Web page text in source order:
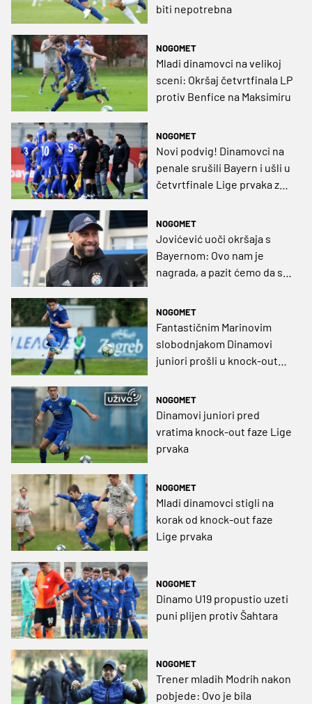
biti nepotrebna
NOGOMET
Mladi dinamovci na velikoj
sceni: Okršaj četvrtfinala LP
protiv Benfice na Maksimiru
NOGOMET
Novi podvig! Dinamovci na
penale srušili Bayern i ušli u
četvrtfinale Lige prvaka za
NOGOMET
Jovićević uoči okršaja s
Bayernom: Ovo nam je
nagrada, a pazit ćemo da se
NOGOMET
Fantastičnim Marinovim
slobodnjakom Dinamovi
juniori prošli u knock-out
NOGOMET
Dinamovi juniori pred
vratima knock-out faze Lige
prvaka
NOGOMET
Mladi dinamovci stigli na
korak od knock-out faze
Lige prvaka
NOGOMET
Dinamo U19 propustio uzeti
puni plijen protiv Šahtara
NOGOMET
Trener mladih Modrih nakon
pobjede: Ovo je bila